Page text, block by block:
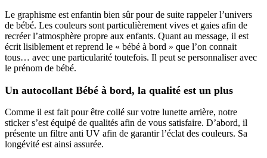
Le graphisme est enfantin bien sûr pour de suite rappeler l’univers
de bébé. Les couleurs sont particulièrement vives et gaies afin de
recréer l’atmosphère propre aux enfants. Quant au message, il est
écrit lisiblement et reprend le « bébé à bord » que l’on connait
tous… avec une particularité toutefois. Il peut se personnaliser avec
le prénom de bébé.
Un autocollant Bébé à bord, la qualité est un plus
Comme il est fait pour être collé sur votre lunette arrière, notre
sticker s’est équipé de qualités afin de vous satisfaire. D’abord, il
présente un filtre anti UV afin de garantir l’éclat des couleurs. Sa
longévité est ainsi assurée.